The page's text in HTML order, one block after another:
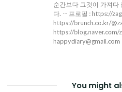
순간보다 그것이 가져다
다. -- 프로필 : https://
https://brunch.co.kr/
https://blog.naver.com/
happydiary@gmail.com
You might